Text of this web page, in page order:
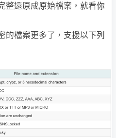
整還原成原始檔案，就看你
檔案更多了，支援以下列